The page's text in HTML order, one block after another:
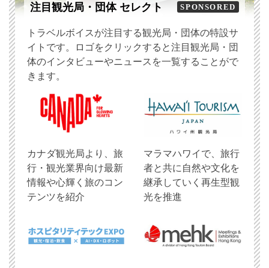
注目観光局・団体 セレクト SPONSORED
トラベルボイスが注目する観光局・団体の特設サ
イトです。ロゴをクリックすると注目観光局・団
体のインタビューやニュースを一覧することがで
きます。
​カナダ観光局より、旅
行・観光業界向け最新
情報や心輝く旅のコン
テンツを紹介
マラマハワイで、旅行
者と共に自然や文化を
継承していく再生型観
光を推進